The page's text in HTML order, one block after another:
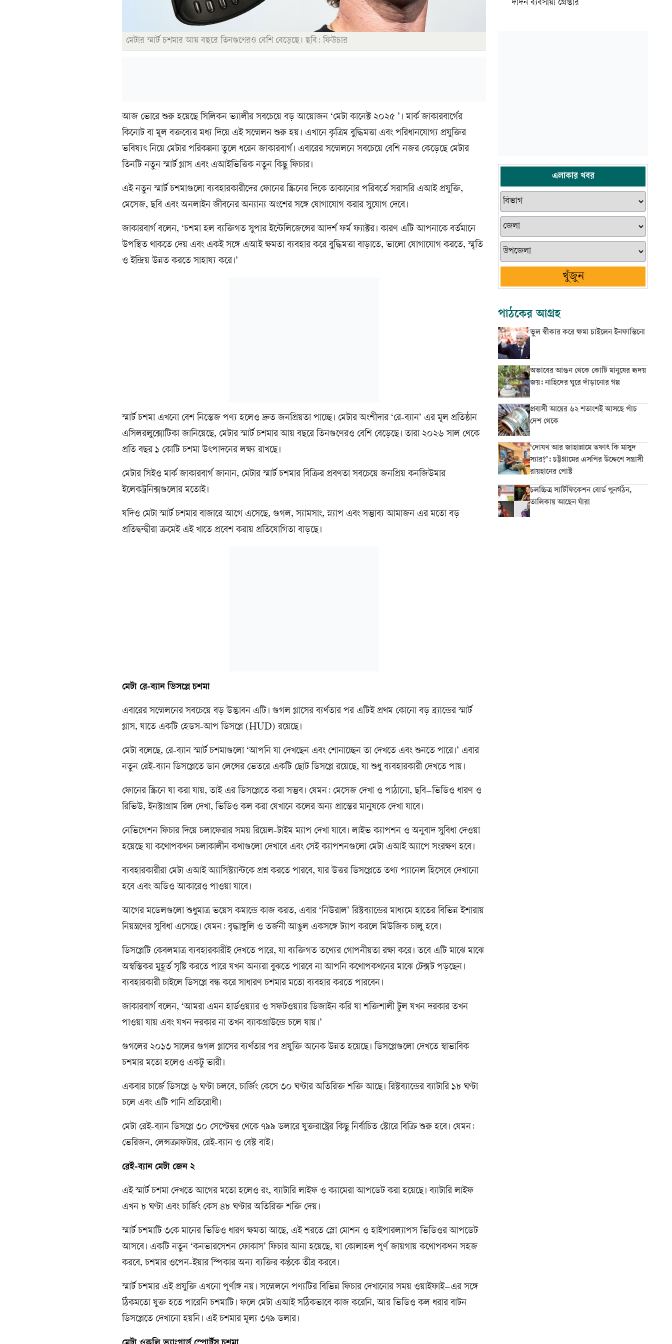
মেটার স্মার্ট চশমার আয় বছরে তিনগুণেরও বেশি বেড়েছে। ছবি: ফিউচার
আজ ভোরে শুরু হয়েছে সিলিকন ভ্যালীর সবচেয়ে বড় আয়োজন ‘মেটা কানেক্ট ২০২৫ ’। মার্ক জাকারবার্গের
কিনোট বা মূল বক্তব্যের মধ্য দিয়ে এই সম্মেলন শুরু হয়। এখানে কৃত্রিম বুদ্ধিমত্তা এবং পরিধানযোগ্য প্রযুক্তির
ভবিষ্যৎ নিয়ে মেটার পরিকল্পনা তুলে ধরেন জাকারবার্গ। এবারের সম্মেলনে সবচেয়ে বেশি নজর কেড়েছে মেটার
তিনটি নতুন স্মার্ট গ্লাস এবং এআইভিত্তিক নতুন কিছু ফিচার।
এই নতুন স্মার্ট চশমাগুলো ব্যবহারকারীদের ফোনের স্ক্রিনের দিকে তাকানোর পরিবর্তে সরাসরি এআই প্রযুক্তি,
মেসেজ, ছবি এবং অনলাইন জীবনের অন্যান্য অংশের সঙ্গে যোগাযোগ করার সুযোগ দেবে।
জাকারবার্গ বলেন, ‘চশমা হল ব্যক্তিগত সুপার ইন্টেলিজেন্সের আদর্শ ফর্ম ফ্যাক্টর। কারণ এটি আপনাকে বর্তমানে
উপস্থিত থাকতে দেয় এবং একই সঙ্গে এআই ক্ষমতা ব্যবহার করে বুদ্ধিমত্তা বাড়াতে, ভালো যোগাযোগ করতে, স্মৃতি
ও ইন্দ্রিয় উন্নত করতে সাহায্য করে।’
স্মার্ট চশমা এখনো বেশ নিস্তেজ পণ্য হলেও দ্রুত জনপ্রিয়তা পাচ্ছে। মেটার অংশীদার ‘রে-ব্যান’ এর মূল প্রতিষ্ঠান
এসিলরলুক্সোটিকা জানিয়েছে, মেটার স্মার্ট চশমার আয় বছরে তিনগুণেরও বেশি বেড়েছে। তারা ২০২৬ সাল থেকে
প্রতি বছর ১ কোটি চশমা উৎপাদনের লক্ষ্য রাখছে।
মেটার সিইও মার্ক জাকারবার্গ জানান, মেটার স্মার্ট চশমার বিক্রির প্রবণতা সবচেয়ে জনপ্রিয় কনজিউমার
ইলেকট্রনিক্সগুলোর মতোই।
যদিও মেটা স্মার্ট চশমার বাজারে আগে এসেছে, গুগল, স্যামসাং, স্ন্যাপ এবং সম্ভাব্য আমাজন এর মতো বড়
প্রতিদ্বন্দ্বীরা ক্রমেই এই খাতে প্রবেশ করায় প্রতিযোগিতা বাড়ছে।
মেটা রে-ব্যান ডিসপ্লে চশমা
এবারের সম্মেলনের সবচেয়ে বড় উদ্ভাবন এটি। গুগল গ্লাসের ব্যর্থতার পর এটিই প্রথম কোনো বড় ব্র্যান্ডের স্মার্ট
গ্লাস, যাতে একটি হেডস-আপ ডিসপ্লে (HUD) রয়েছে।
মেটা বলেছে, রে-ব্যান স্মার্ট চশমাগুলো ‘আপনি যা দেখছেন এবং শোনাচ্ছেন তা দেখতে এবং শুনতে পারে।’ এবার
নতুন রেই-ব্যান ডিসপ্লেতে ডান লেন্সের ভেতরে একটি ছোট ডিসপ্লে রয়েছে, যা শুধু ব্যবহারকারী দেখতে পায়।
ফোনের স্ক্রিনে যা করা যায়, তাই এর ডিসপ্লেতে করা সম্ভব। যেমন: মেসেজ দেখা ও পাঠানো, ছবি–ভিডিও ধারণ ও
রিভিউ, ইনস্টাগ্রাম রিল দেখা, ভিডিও কল করা যেখানে কলের অন্য প্রান্তের মানুষকে দেখা যাবে।
নেভিগেশন ফিচার দিয়ে চলাফেরার সময় রিয়েল-টাইম ম্যাপ দেখা যাবে। লাইভ ক্যাপশন ও অনুবাদ সুবিধা দেওয়া
হয়েছে যা কথোপকথন চলাকালীন কথাগুলো দেখাবে এবং সেই ক্যাপশনগুলো মেটা এআই অ্যাপে সংরক্ষণ হবে।
ব্যবহারকারীরা মেটা এআই অ্যাসিস্ট্যান্টকে প্রশ্ন করতে পারবে, যার উত্তর ডিসপ্লেতে তথ্য প্যানেল হিসেবে দেখানো
হবে এবং অডিও আকারেও পাওয়া যাবে।
আগের মডেলগুলো শুধুমাত্র ভয়েস কমান্ডে কাজ করত, এবার ‘নিউরাল’ রিস্টব্যান্ডের মাধ্যমে হাতের বিভিন্ন ইশারায়
নিয়ন্ত্রণের সুবিধা এসেছে। যেমন: বৃদ্ধাঙ্গুলি ও তর্জনী আঙুল একসঙ্গে ট্যাপ করলে মিউজিক চালু হবে।
ডিসপ্লেটি কেবলমাত্র ব্যবহারকারীই দেখতে পারে, যা ব্যক্তিগত তথ্যের গোপনীয়তা রক্ষা করে। তবে এটি মাঝে মাঝে
অস্বস্তিকর মুহূর্ত সৃষ্টি করতে পারে যখন অন্যরা বুঝতে পারবে না আপনি কথোপকথনের মাঝে টেক্সট পড়ছেন।
ব্যবহারকারী চাইলে ডিসপ্লে বন্ধ করে সাধারণ চশমার মতো ব্যবহার করতে পারবেন।
জাকারবার্গ বলেন, ‘আমরা এমন হার্ডওয়্যার ও সফটওয়্যার ডিজাইন করি যা শক্তিশালী টুল যখন দরকার তখন
পাওয়া যায় এবং যখন দরকার না তখন ব্যাকগ্রাউন্ডে চলে যায়।’
গুগলের ২০১৩ সালের গুগল গ্লাসের ব্যর্থতার পর প্রযুক্তি অনেক উন্নত হয়েছে। ডিসপ্লেগুলো দেখতে স্বাভাবিক
চশমার মতো হলেও একটু ভারী।
একবার চার্জে ডিসপ্লে ৬ ঘণ্টা চলবে, চার্জিং কেসে ৩০ ঘণ্টার অতিরিক্ত শক্তি আছে। রিস্টব্যান্ডের ব্যাটারি ১৮ ঘণ্টা
চলে এবং এটি পানি প্রতিরোধী।
মেটা রেই-ব্যান ডিসপ্লে ৩০ সেপ্টেম্বর থেকে ৭৯৯ ডলারে যুক্তরাষ্ট্রের কিছু নির্বাচিত স্টোরে বিক্রি শুরু হবে। যেমন:
ভেরিজন, লেন্সক্রাফটার, রেই-ব্যান ও বেস্ট বাই।
রেই-ব্যান মেটা জেন ২
এই স্মার্ট চশমা দেখতে আগের মতো হলেও রং, ব্যাটারি লাইফ ও ক্যামেরা আপডেট করা হয়েছে। ব্যাটারি লাইফ
এখন ৮ ঘণ্টা এবং চার্জিং কেস ৪৮ ঘণ্টার অতিরিক্ত শক্তি দেয়।
স্মার্ট চশমাটি ৩কে মানের ভিডিও ধারণ ক্ষমতা আছে, এই শরতে স্লো মোশন ও হাইপারল্যাপস ভিডিওর আপডেট
আসবে। একটি নতুন ‘কনভারসেশন ফোকাস’ ফিচার আনা হয়েছে, যা কোলাহল পূর্ণ জায়গায় কথোপকথন সহজ
করবে, চশমার ওপেন-ইয়ার স্পিকার অন্য ব্যক্তির কণ্ঠকে তীব্র করবে।
স্মার্ট চশমার এই প্রযুক্তি এখনো পূর্ণাঙ্গ নয়। সম্মেলনে পণ্যটির বিভিন্ন ফিচার দেখানোর সময় ওয়াইফাই–এর সঙ্গে
ঠিকমতো যুক্ত হতে পারেনি চশমাটি। ফলে মেটা এআই সঠিকভাবে কাজ করেনি, আর ভিডিও কল ধরার বাটন
ডিসপ্লেতে দেখানো হয়নি। এই চশমার মূল্য ৩৭৯ ডলার।
দাদন ব্যবসায়ী গ্রেপ্তার
এলাকার খবর
খুঁজুন
পাঠকের আগ্রহ
ভুল স্বীকার করে ক্ষমা চাইলেন ইনফান্তিনো
অভাবের আগুন থেকে কোটি মানুষের হৃদয়
জয়: নাহিদের ঘুরে দাঁড়ানোর গল্প
প্রবাসী আয়ের ৬২ শতাংশই আসছে পাঁচ
দেশ থেকে
‘দোযখ আর জাহান্নামে তফাৎ কি মাসুদ
স্যার?’: চট্টগ্রামের এসপির উদ্দেশে সন্ত্রাসী
রায়হানের পোস্ট
চলচ্চিত্র সার্টিফিকেশন বোর্ড পুনর্গঠন,
তালিকায় আছেন যাঁরা